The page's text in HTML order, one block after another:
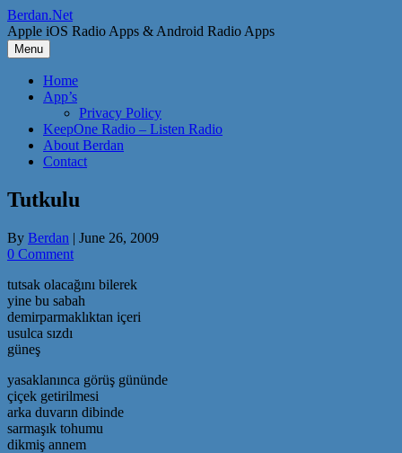
Skip
to
content
Berdan.Net
Apple iOS Radio Apps & Android Radio Apps
Menu
Home
App’s
Privacy Policy
KeepOne Radio – Listen Radio
About Berdan
Contact
Tutkulu
By Berdan | June 26, 2009
0 Comment
tutsak olacağını bilerek
yine bu sabah
demirparmaklıktan içeri
usulca sızdı
güneş
yasaklanınca görüş gününde
çiçek getirilmesi
arka duvarın dibinde
sarmaşık tohumu
dikmiş annem